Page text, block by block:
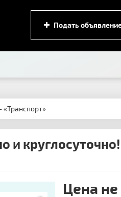
Подать
Цена не